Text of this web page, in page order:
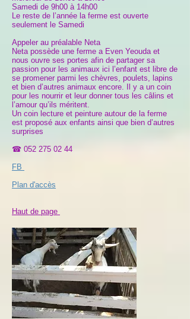
Samedi de 9h00 à 14h00
Le reste de l’année la ferme est ouverte
seulement le Samedi
Appeler au préalable Neta
Neta possède une ferme a Even Yeouda et
nous ouvre ses portes afin de partager sa
passion pour les animaux ici l’enfant est libre de
se promener parmi les chèvres, poulets, lapins
et bien d’autres animaux encore. Il y a un coin
pour les nourrir et leur donner tous les câlins et
l’amour qu’ils méritent.
Un coin lecture et peinture autour de la ferme
est proposé aux enfants ainsi que bien d’autres
surprises
☎ 052 275 02 44
FB
Plan d'accès
Haut de page